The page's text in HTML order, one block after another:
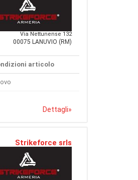
Via Nettunense 132
00075 LANUVIO (RM)
articolo
Dettagli»
Strikeforce srls